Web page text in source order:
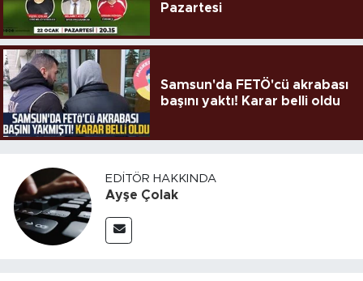
Pazartesi
Samsun'da FETÖ'cü akrabası
başını yaktı! Karar belli oldu
EDITÖR HAKKINDA
Ayşe Çolak